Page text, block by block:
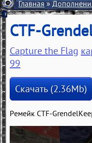
Главная»
CTF-
Capture the Flag
99
Скачать (2.36Mb)
Ремейк CTF-